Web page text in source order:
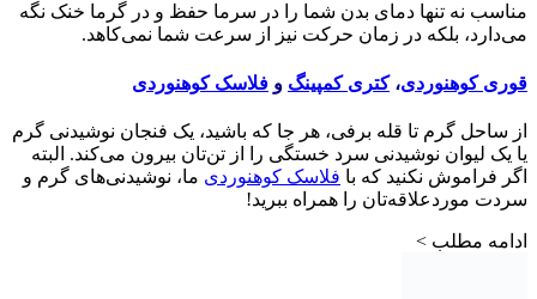
مناسب نه تنها دمای بدن شما را در سرما حفظ و در گرما خنک نگه
می‌دارد، بلکه در زمان حرکت نیز از سرعت شما نمی‌کاهد.
قوری کوهنوردی،کتری کمپینگ و فلاسک کوهنوردی
از ساحل گرم تا قله برفی، هر جا که باشید، یک فنجان نوشیدنی گرم
یا یک لیوان نوشیدنی سرد خستگی را از تن‌تان بیرون می‌کند. البته
اگر فراموش نکنید که با فلاسک کوهنوردی ما، نوشیدنی‌های گرم و
سردت موردعلاقه‌تان را همراه ببرید!
ادامه مطلب >